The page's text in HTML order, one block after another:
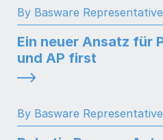
By Basware Representative
Ein neuer Ansatz für
und AP first
By Basware Representative